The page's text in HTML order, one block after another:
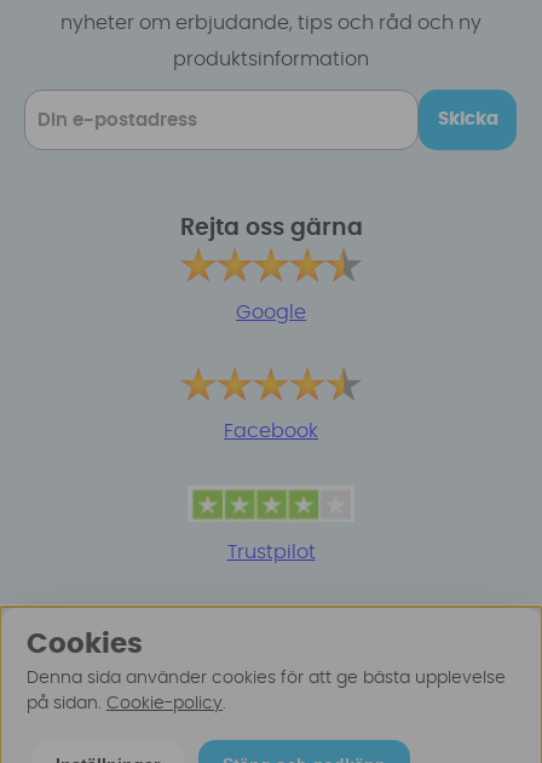
nyheter om erbjudande, tips och råd och ny
produktsinformation
Skicka
Rejta oss gärna
Google
Facebook
Trustpilot
Cookies
Denna sida använder cookies för att ge bästa upplevelse
på sidan. Cookie-policy.